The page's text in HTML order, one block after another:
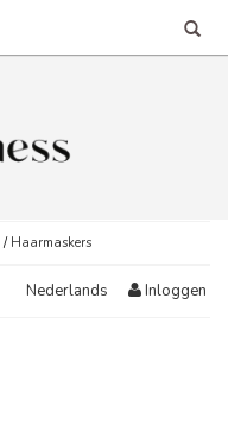
/ Haarmaskers
Nederlands Inloggen